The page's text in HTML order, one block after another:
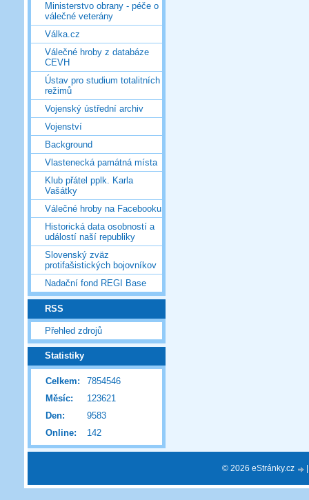
Ministerstvo obrany - péče o
válečné veterány
Válka.cz
Válečné hroby z databáze
CEVH
Ústav pro studium totalitních
režimů
Vojenský ústřední archiv
Vojenství
Background
Vlastenecká památná místa
Klub přátel pplk. Karla
Vašátky
Válečné hroby na Facebooku
Historická data osobností a
událostí naší republiky
Slovenský zväz
protifašistických bojovníkov
Nadační fond REGI Base
RSS
Přehled zdrojů
Statistiky
Online: 142
Celkem:
7854546
Měsíc:
123621
Den:
9583
© 2026 eStránky.cz